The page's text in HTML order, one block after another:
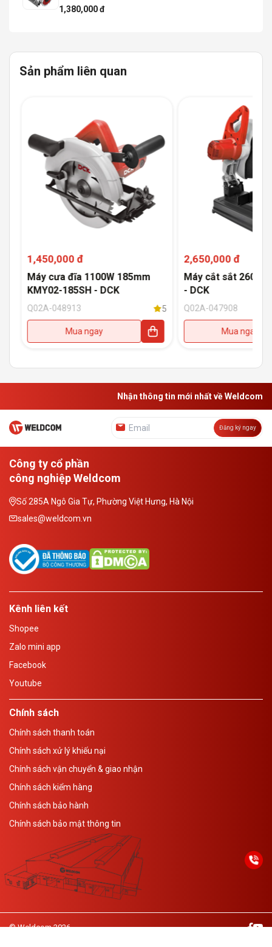
1,380,000 đ
Sản phẩm liên quan
1,450,000 đ
Máy cưa đĩa 1100W 185mm
KMY02-185SH - DCK
Q02A-048913 5
Mua ngay
2,650,000 đ
Máy cắt sắt 2600W
- DCK
Q02A-047908
Mua ngay
Nhận thông tin mới nhất về Weldcom
Đăng ký ngay
Công ty cổ phần
công nghiệp Weldcom
Số 285A Ngô Gia Tự, Phường Việt Hưng, Hà Nội
sales@weldcom.vn
Kênh liên kết
Shopee
Zalo mini app
Facebook
Youtube
Chính sách
Chính sách thanh toán
Chính sách xử lý khiếu nại
Chính sách vận chuyển & giao nhận
Chính sách kiểm hàng
Chính sách bảo hành
Chính sách bảo mật thông tin
© Weldcom 2026